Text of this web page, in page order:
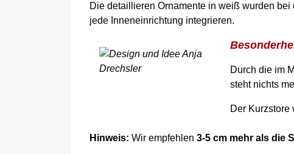
Die detaillieren Ornamente in weiß wurden
jede Inneneinrichtung integrieren.
Durch die im
steht nichts
Der Kurzstore
Hinweis: Wir empfehlen 3-5 cm mehr als die